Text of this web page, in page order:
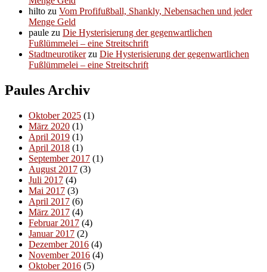
hilto zu Vom Profifußball, Shankly, Nebensachen und jeder
Menge Geld
paule zu Die Hysterisierung der gegenwartlichen
Fußlümmelei – eine Streitschrift
Stadtneurotikerzu Die Hysterisierung der gegenwartlichen
Fußlümmelei – eine Streitschrift
Paules Archiv
Oktober 2025 (1)
März 2020 (1)
April 2019 (1)
April 2018 (1)
September 2017 (1)
August 2017 (3)
Juli 2017 (4)
Mai 2017 (3)
April 2017 (6)
März 2017 (4)
Februar 2017 (4)
Januar 2017 (2)
Dezember 2016 (4)
November 2016 (4)
Oktober 2016 (5)